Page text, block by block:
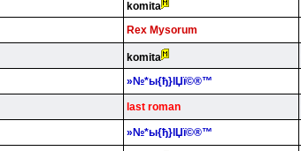
komita
Rex Mysorum
komita
»№*ы{ђ}lЏї©®™
last roman
»№*ы{ђ}lЏї©®™